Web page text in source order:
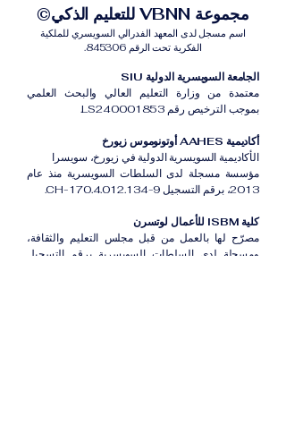
مجموعة VBNN للتعليم الذكي©
اسم مسجل لدى المعهد الفدرالي السويسري للملكية
الفكرية تحت الرقم 845306.
الجامعة السويسرية الدولية SIU
معتمدة من وزارة التعليم العالي والبحث العلمي
بموجب الترخيص رقم LS240001853.
أكاديمية AAHES أوتونوموس زيورخ
الأكاديمية السويسرية الدولية في زيورخ، سويسرا
مؤسسة مسجلة لدى السلطات السويسرية منذ عام
2013، برقم التسجيل CH-170.4.012.134-9.
كلية ISBM للأعمال لوتسرن
مصرّح لها بالعمل من قبل مجلس التعليم والثقافة،
ومسجلة لدى السلطات السويسرية برقم التسجيل